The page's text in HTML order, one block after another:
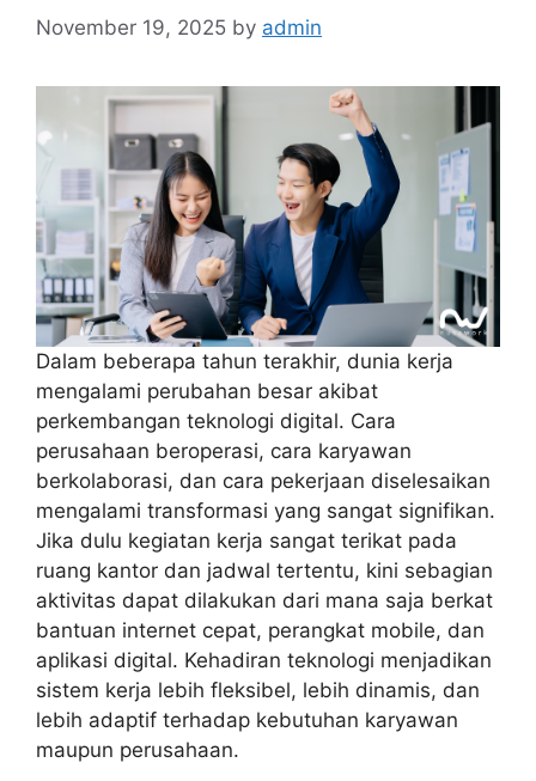
November 19, 2025 by admin
Dalam beberapa tahun terakhir, dunia kerja
mengalami perubahan besar akibat
perkembangan teknologi digital. Cara
perusahaan beroperasi, cara karyawan
berkolaborasi, dan cara pekerjaan diselesaikan
mengalami transformasi yang sangat signifikan.
Jika dulu kegiatan kerja sangat terikat pada
ruang kantor dan jadwal tertentu, kini sebagian
aktivitas dapat dilakukan dari mana saja berkat
bantuan internet cepat, perangkat mobile, dan
aplikasi digital. Kehadiran teknologi menjadikan
sistem kerja lebih fleksibel, lebih dinamis, dan
lebih adaptif terhadap kebutuhan karyawan
maupun perusahaan.